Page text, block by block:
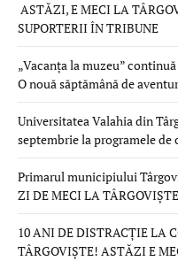
ASTĂZI, E MECI LA
SUPORTERII ÎN TRIBUNE
„Vacanța la muzeu”
O nouă săptămână de
Universitatea Valahia din
septembrie la programele de
Primarul municipiului
ZI DE MECI LA
10 ANI DE DISTRACȚIE LA
TÂRGOVIȘTE! ASTĂZI E